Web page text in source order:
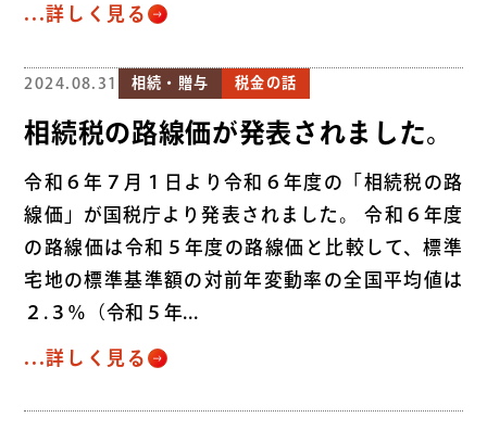
...詳しく見る
2024.08.31 相続・贈与 税金の話
相続税の路線価が発表されました。
令和６年７月１日より令和６年度の「相続税の路
線価」が国税庁より発表されました。 令和６年度
の路線価は令和５年度の路線価と比較して、標準
宅地の標準基準額の対前年変動率の全国平均値は
２.３％（令和５年...
...詳しく見る